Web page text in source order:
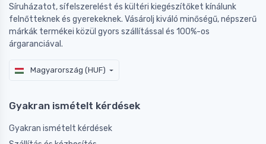
Síruházatot, sífelszerelést és kültéri kiegészítőket kínálunk
felnőtteknek és gyerekeknek. Vásárolj kiváló minőségű, népszerű
márkák termékei közül gyors szállítással és 100%-os
árgaranciával.
Magyarország (HUF)
Gyakran ismételt kérdések
Gyakran ismételt kérdések